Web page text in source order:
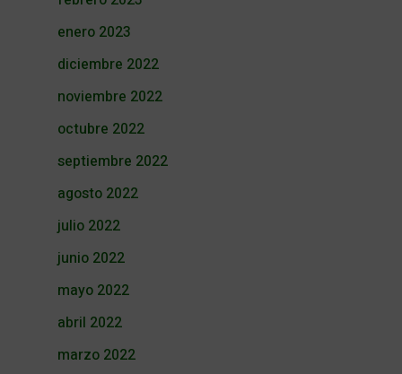
enero 2023
diciembre 2022
noviembre 2022
octubre 2022
septiembre 2022
agosto 2022
julio 2022
junio 2022
mayo 2022
abril 2022
marzo 2022